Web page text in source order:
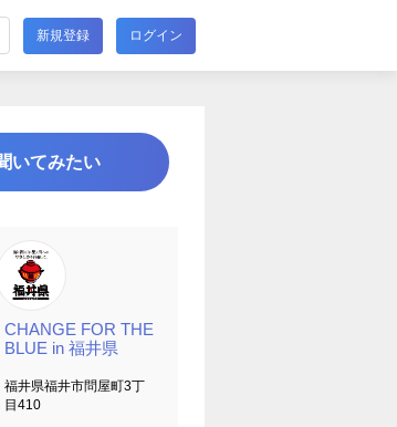
新規登録 ログイン
いてみたい
CHANGE FOR THE
BLUE in 福井県
福井県福井市問屋町3丁
目410